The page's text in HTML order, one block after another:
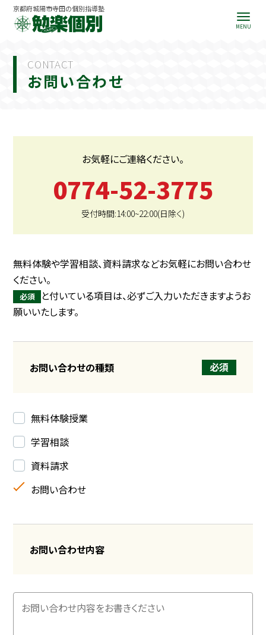
京都府城陽市寺田の個別指導塾
CONTACT
お問い合わせ
お気軽にご連絡ください。
0774-52-3775
受付時間:14:00~22:00(日除く)
無料体験や学習相談、資料請求などお気軽にお問い合わせ
ください。
必須
と付いている項目は、必ずご入力いただきますようお
願いいたします。
お問い合わせの種類 必須
無料体験授業
学習相談
資料請求
お問い合わせ
お問い合わせ内容